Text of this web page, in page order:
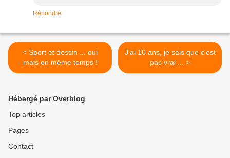
Répondre
< Sport et dessin ... oui
mais en même temps !
J'ai 10 ans, je sais que c'est
pas vrai ... >
Hébergé par Overblog
Top articles
Pages
Contact